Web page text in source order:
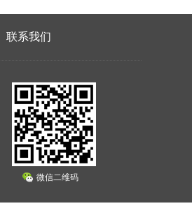
联系我们
微信二维码